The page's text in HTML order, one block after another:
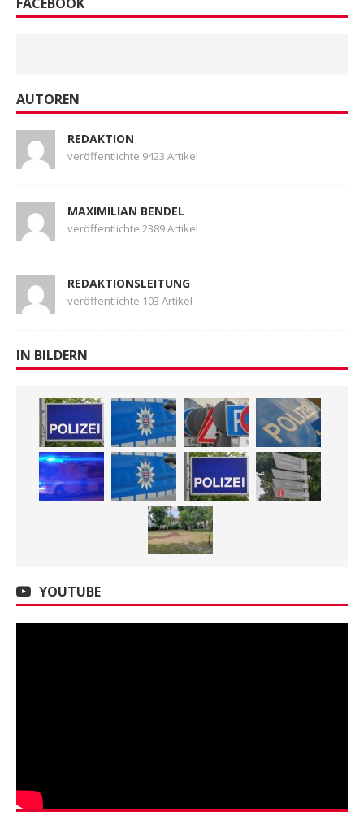
AUTOREN
REDAKTION
veröffentlichte 9423 Artikel
MAXIMILIAN BENDEL
veröffentlichte 2389 Artikel
REDAKTIONSLEITUNG
veröffentlichte 103 Artikel
IN BILDERN
YOUTUBE